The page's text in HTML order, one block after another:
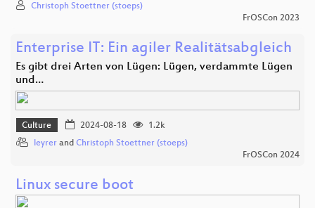
Christoph Stoettner (stoeps)
FrOSCon 2023
Enterprise IT: Ein agiler Realitätsabgleich
Es gibt drei Arten von Lügen: Lügen, verdammte Lügen
und…
Culture 2024-08-18
1.2k
leyrer and Christoph Stoettner (stoeps)
FrOSCon 2024
Linux secure boot